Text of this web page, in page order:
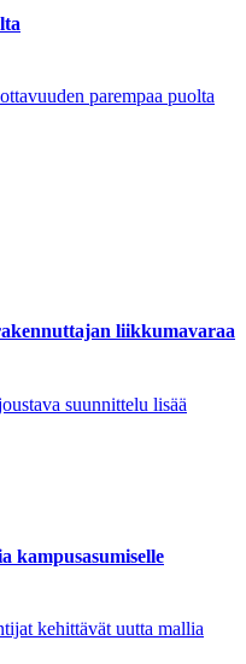
parempaa puolta
liikkumavaraa
suunnittelu lisää
kampusasumiselle
kehittävät uutta mallia